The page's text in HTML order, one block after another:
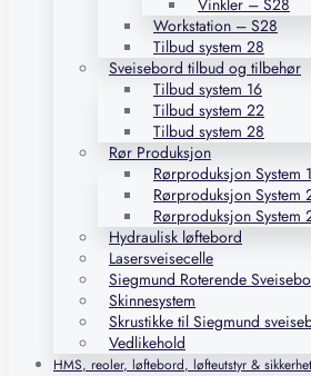
Vinkler – S28
Workstation – S28
Tilbud system 28
Sveisebord tilbud og tilbehør
Tilbud system 16
Tilbud system 22
Tilbud system 28
Rør Produksjon
Rørproduksjon System
Rørproduksjon System
Rørproduksjon System
Hydraulisk løftebord
Lasersveisecelle
Siegmund Roterende
Skinnesystem
Skrustikke til Siegmund
Vedlikehold
HMS, reoler, løftebord, løfteutstyr & sikkerhet